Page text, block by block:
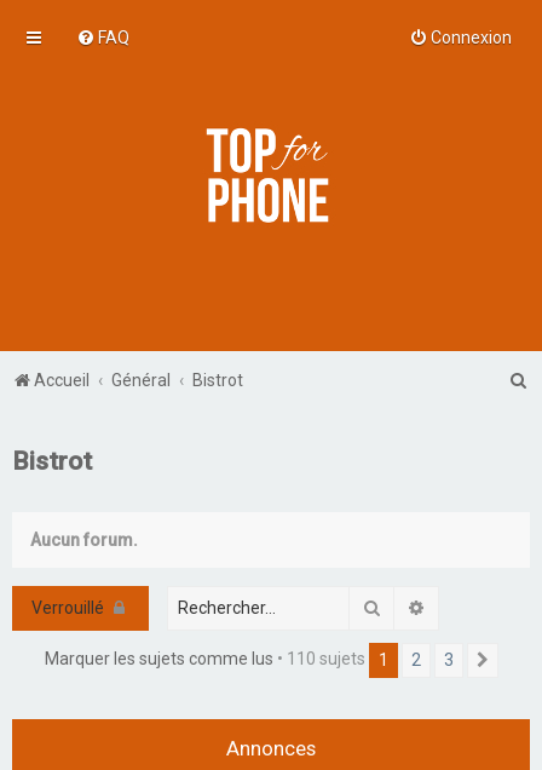
FAQ Connexion
Accueil Général Bistrot
Bistrot
Aucun forum.
Verrouillé Rechercher
Marquer les sujets comme lus • 110 sujets 1 2 3
Annonces